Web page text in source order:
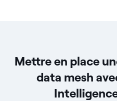
Mettre en place
data mesh